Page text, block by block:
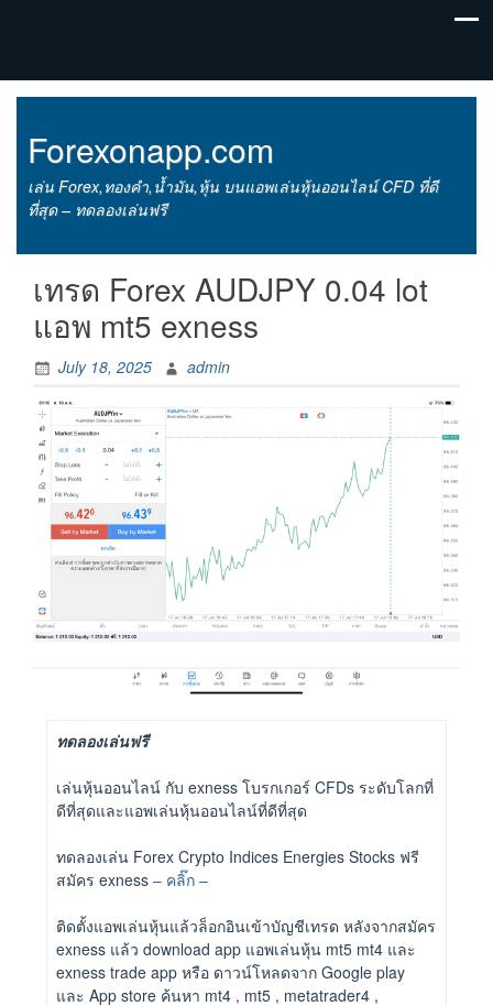
Forexonapp.com
เล่น Forex,ทองคำ,น้ำมัน,หุ้น บนแอพเล่นหุ้นออนไลน์ CFD ที่ดี
ที่สุด – ทดลองเล่นฟรี
เทรด Forex AUDJPY 0.04 lot
แอพ mt5 exness
July 18, 2025 admin
ทดลองเล่นฟรี
เล่นหุ้นออนไลน์ กับ exness โบรกเกอร์ CFDs ระดับโลกที่
ดีที่สุดและแอพเล่นหุ้นออนไลน์ที่ดีที่สุด
ทดลองเล่น Forex Crypto Indices Energies Stocks ฟรี
สมัคร exness – คลิ๊ก –
ติดตั้งแอพเล่นหุ้นแล้วล็อกอินเข้าบัญชีเทรด หลังจากสมัคร
exness แล้ว download app แอพเล่นหุ้น mt5 mt4 และ
exness trade app หรือ ดาวน์โหลดจาก Google play
และ App store ค้นหา mt4 , mt5 , metatrader4 ,